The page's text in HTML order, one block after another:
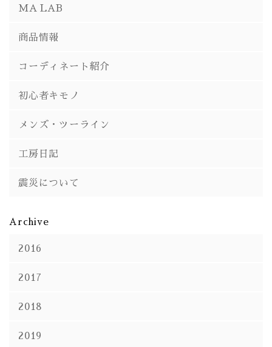
MA LAB
商品情報
コーディネート紹介
初心者キモノ
メンズ・ツーライン
工房日記
震災について
Archive
2016
2017
2018
2019